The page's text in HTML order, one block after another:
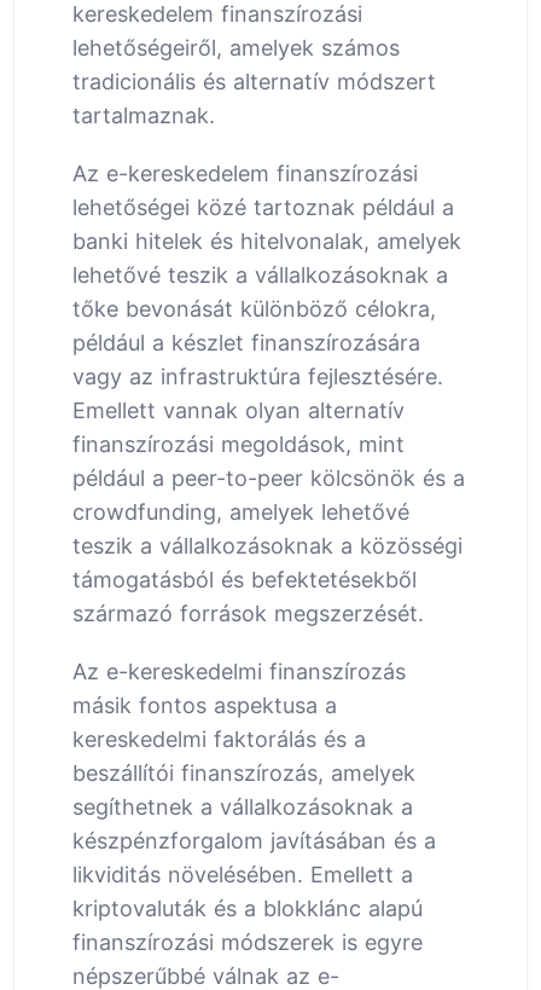
kereskedelem finanszírozási
lehetőségeiről, amelyek számos
tradicionális és alternatív módszert
tartalmaznak.
Az e-kereskedelem finanszírozási
lehetőségei közé tartoznak például a
banki hitelek és hitelvonalak, amelyek
lehetővé teszik a vállalkozásoknak a
tőke bevonását különböző célokra,
például a készlet finanszírozására
vagy az infrastruktúra fejlesztésére.
Emellett vannak olyan alternatív
finanszírozási megoldások, mint
például a peer-to-peer kölcsönök és a
crowdfunding, amelyek lehetővé
teszik a vállalkozásoknak a közösségi
támogatásból és befektetésekből
származó források megszerzését.
Az e-kereskedelmi finanszírozás
másik fontos aspektusa a
kereskedelmi faktorálás és a
beszállítói finanszírozás, amelyek
segíthetnek a vállalkozásoknak a
készpénzforgalom javításában és a
likviditás növelésében. Emellett a
kriptovaluták és a blokklánc alapú
finanszírozási módszerek is egyre
népszerűbbé válnak az e-